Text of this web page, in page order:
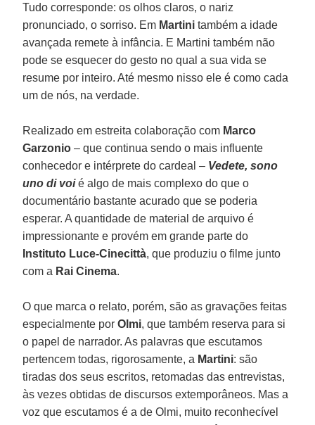
Tudo corresponde: os olhos claros, o nariz
pronunciado, o sorriso. Em Martini também a idade
avançada remete à infância. E Martini também não
pode se esquecer do gesto no qual a sua vida se
resume por inteiro. Até mesmo nisso ele é como cada
um de nós, na verdade.
Realizado em estreita colaboração com Marco
Garzonio – que continua sendo o mais influente
conhecedor e intérprete do cardeal – Vedete, sono
uno di voi é algo de mais complexo do que o
documentário bastante acurado que se poderia
esperar. A quantidade de material de arquivo é
impressionante e provém em grande parte do
Instituto Luce-Cinecittà, que produziu o filme junto
com a Rai Cinema.
O que marca o relato, porém, são as gravações feitas
especialmente porOlmi, que também reserva para si
o papel de narrador. As palavras que escutamos
pertencem todas, rigorosamente, a Martini: são
tiradas dos seus escritos, retomadas das entrevistas,
às vezes obtidas de discursos extemporâneos. Mas a
voz que escutamos é a de Olmi, muito reconhecível